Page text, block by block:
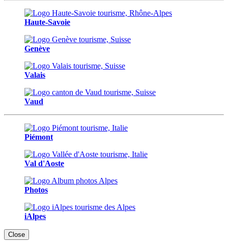
Haute-Savoie
Genève
Valais
Vaud
Piémont
Val d'Aoste
Photos
iAlpes
Close